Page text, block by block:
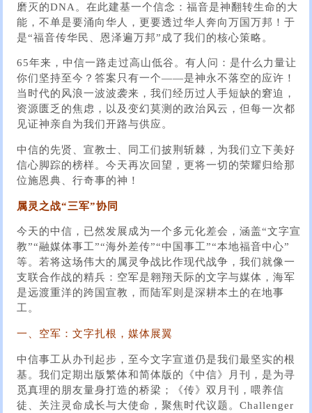
磨灭的DNA。在此建基一个信念：福音是神翻转生命的大
能，不单是要涌向华人，更要透过华人奔向万国万邦！于
是“福音传华民、恩泽遍万邦”成了我们的核心策略。
65年来，中信一路走过高山低谷。有人问：是什么力量让
你们坚持至今？答案只有一个——是神永不落空的应许！
当时代的风浪一波波袭来，我们经历过人手短缺的窘迫，
资源匮乏的焦虑，以及变幻莫测的政治风云，但每一次都
见证神亲自为我们开路与供应。
中信的先贤、宣教士、同工们披荆斩棘，为我们立下美好
信心脚踪的榜样。今天再次回望，更将一切的荣耀归给那
位施恩典、行奇事的神！
属灵之战“三军”协同
今天的中信，已然发展成为一个多元化差会，涵盖“文字宣
教”“融媒体事工”“海外差传”“中国事工”“本地福音中心”
等。若将这场伟大的属灵争战比作现代战争，我们就像一
支联合作战的精兵：空军是翱翔天际的文字与媒体，海军
是远渡重洋的跨国宣教，而陆军则是深耕本土的在地事
工。
一、空军：文字扎根，媒体展翼
中信事工从办刊起步，至今文字宣道仍是我们最坚实的根
基。我们定期出版繁体和简体版的《中信》月刊，是为寻
觅真理的朋友量身打造的桥梁；《传》双月刊，喂养信
徒、关注灵命成长与大使命，聚焦时代议题。Challenger